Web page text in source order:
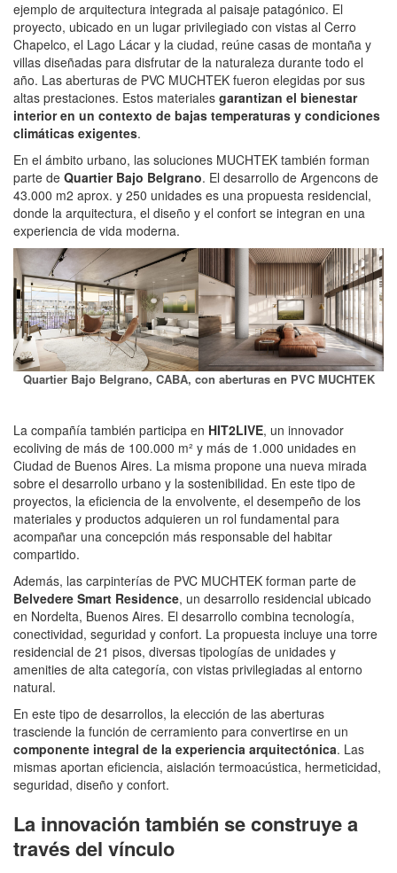
ejemplo de arquitectura integrada al paisaje patagónico. El
proyecto, ubicado en un lugar privilegiado con vistas al Cerro
Chapelco, el Lago Lácar y la ciudad, reúne casas de montaña y
villas diseñadas para disfrutar de la naturaleza durante todo el
año. Las aberturas de PVC MUCHTEK fueron elegidas por sus
altas prestaciones. Estos materiales garantizan el bienestar
interior en un contexto de bajas temperaturas y condiciones
climáticas exigentes.
En el ámbito urbano, las soluciones MUCHTEK también forman
parte de Quartier Bajo Belgrano. El desarrollo de Argencons de
43.000 m2 aprox. y 250 unidades es una propuesta residencial,
donde la arquitectura, el diseño y el confort se integran en una
experiencia de vida moderna.
Quartier Bajo Belgrano, CABA, con aberturas en PVC MUCHTEK
La compañía también participa en HIT2LIVE, un innovador
ecoliving de más de 100.000 m² y más de 1.000 unidades en
Ciudad de Buenos Aires. La misma propone una nueva mirada
sobre el desarrollo urbano y la sostenibilidad. En este tipo de
proyectos, la eficiencia de la envolvente, el desempeño de los
materiales y productos adquieren un rol fundamental para
acompañar una concepción más responsable del habitar
compartido.
Además, las carpinterías de PVC MUCHTEK forman parte de
Belvedere Smart Residence, un desarrollo residencial ubicado
en Nordelta, Buenos Aires. El desarrollo combina tecnología,
conectividad, seguridad y confort. La propuesta incluye una torre
residencial de 21 pisos, diversas tipologías de unidades y
amenities de alta categoría, con vistas privilegiadas al entorno
natural.
En este tipo de desarrollos, la elección de las aberturas
trasciende la función de cerramiento para convertirse en un
componente integral de la experiencia arquitectónica. Las
mismas aportan eficiencia, aislación termoacústica, hermeticidad,
seguridad, diseño y confort.
La innovación también se construye a
través del vínculo